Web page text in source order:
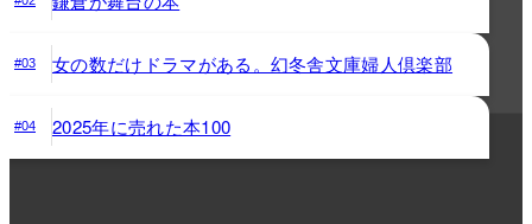
#03 女の数だけドラマがある。幻冬舎文庫婦人倶楽部
#04 2025年に売れた本100